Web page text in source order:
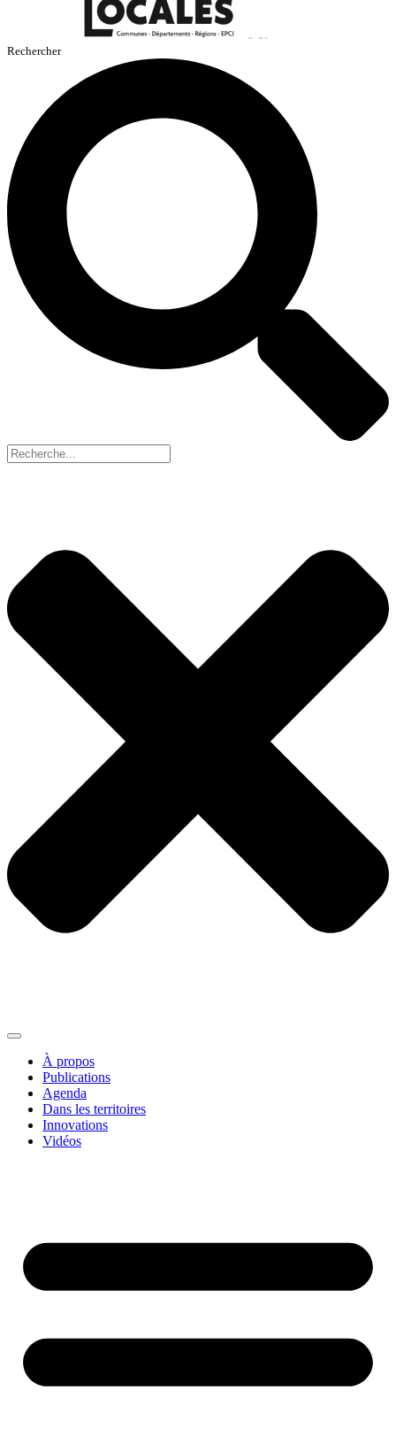
Rechercher
À propos
Publications
Agenda
Dans les territoires
Innovations
Vidéos